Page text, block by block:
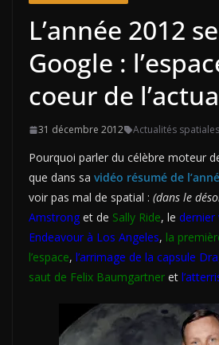
L’année 2012
Google :
coeur de
31 décembre 2012 Actualités spatiales
Pourquoi parler du célèbre moteur
que dans sa vidéo résumé de
voir pas mal de spatial : (dans le
Amstrong et de Sally Ride, le dernier
Endeavour à Los Angeles, la
l’espace, l’arrimage de la capsule
saut de Felix Baumgartner et